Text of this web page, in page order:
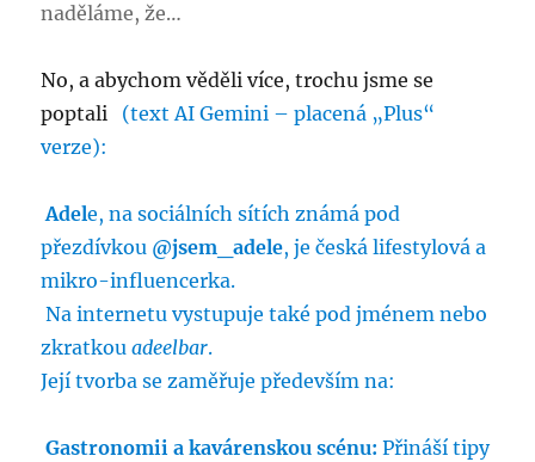
naděláme, že…
No, a abychom věděli více, trochu jsme se
poptali
(text AI Gemini – placená „Plus“
verze):
Adele, na sociálních sítích známá pod
přezdívkou @jsem_adele, je česká lifestylová a
mikro-influencerka.
Na internetu vystupuje také pod jménem nebo
zkratkouadeelbar.
Její tvorba se zaměřuje především na:
Gastronomii a kavárenskou scénu: Přináší tipy